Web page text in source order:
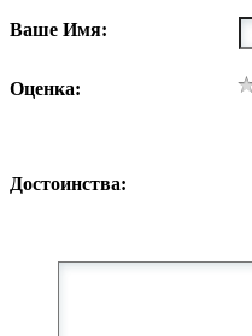
Ваше Имя:
Оценка:
Достоинства: